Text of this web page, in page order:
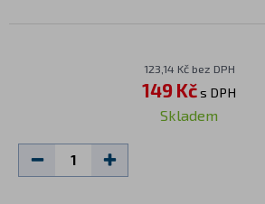
123,14 Kč bez DPH
149 Kčs DPH
Skladem